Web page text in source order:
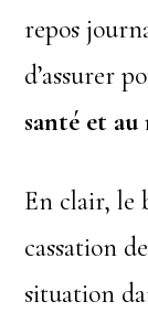
repos
d’assurer
santé et au
En clair, le
cassation
situation